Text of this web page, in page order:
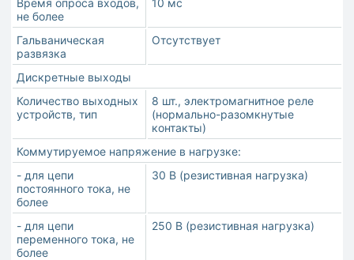
не более
Гальваническая
развязка
Отсутствует
Дискретные выходы
Количество выходных
устройств, тип
8 шт., электромагнитное реле
(нормально-разомкнутые
контакты)
Коммутируемое напряжение в нагрузке:
- для цепи
постоянного тока, не
более
30 В (резистивная нагрузка)
- для цепи
переменного тока, не
более
250 В (резистивная нагрузка)